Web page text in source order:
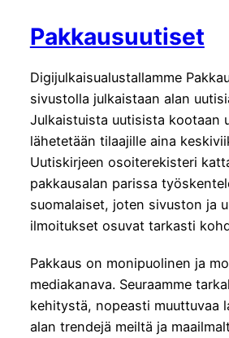
Pakkausuutiset
Digijulkaisualustallamme
sivustolla julkaistaan alan
Julkaistuista uutisista kootaan
lähetetään tilaajille aina
Uutiskirjeen osoiterekisteri
pakkausalan parissa
suomalaiset, joten sivuston ja
ilmoitukset osuvat tarkasti
Pakkaus on monipuolinen ja
mediakanava. Seuraamme
kehitystä, nopeasti muuttuvaa
alan trendejä meiltä ja